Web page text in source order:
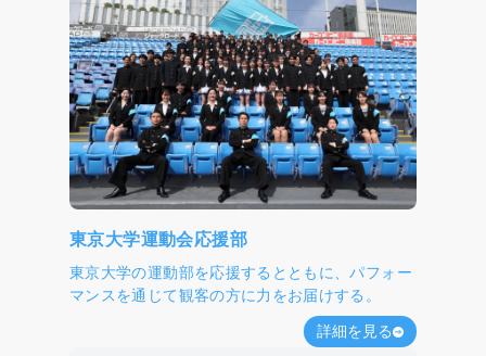
東京大学運動会応援部
東京大学の運動部を応援するとともに、パフォー
マンスを通じて観客の方に力をお届けする。
詳細を見る